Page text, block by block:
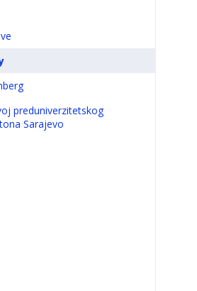
preduniverzitetskog
Sarajevo